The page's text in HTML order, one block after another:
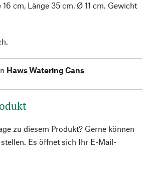
cm, Länge 35 cm, Ø 11 cm. Gewicht
Haws Watering Cans
zu diesem Produkt? Gerne können
Es öffnet sich Ihr E-Mail-